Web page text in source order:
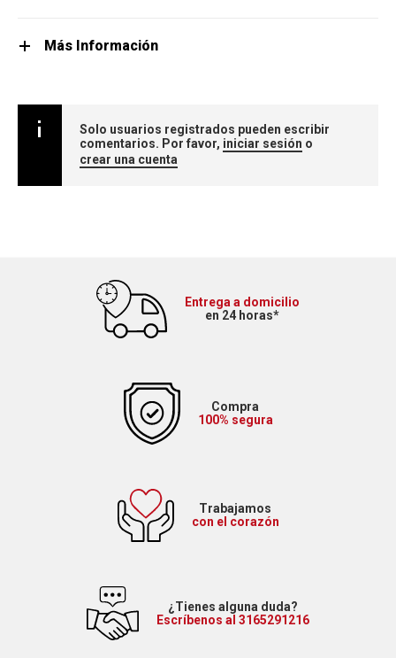
Más Información
Solo usuarios registrados pueden escribir
comentarios. Por favor, iniciar sesión o
crear una cuenta
Entrega a domicilio
en 24 horas*
Compra
100% segura
Trabajamos
con el corazón
¿Tienes alguna duda?
Escríbenos al 3165291216